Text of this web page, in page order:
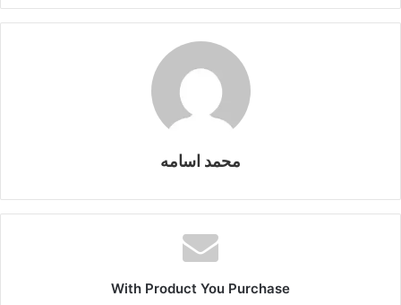
b
A
e
n
er
Li
a
m
e
محمد اسامه
With Product You Purchase